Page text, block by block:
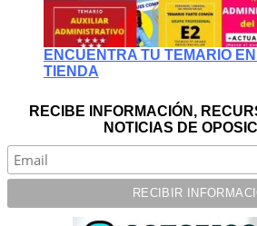
ENCUENTRA TU TEMARIO
TIENDA
RECIBE INFORMACIÓN,
NOTICIAS DE